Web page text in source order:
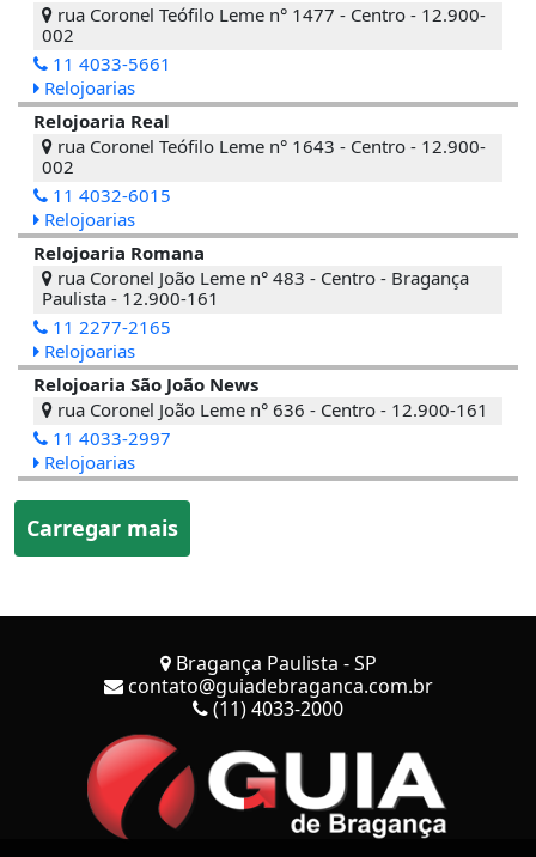
rua Coronel Teófilo Leme n° 1477 - Centro - 12.900-
002
11 4033-5661
Relojoarias
Relojoaria Real
rua Coronel Teófilo Leme n° 1643 - Centro - 12.900-
002
11 4032-6015
Relojoarias
Relojoaria Romana
rua Coronel João Leme n° 483 - Centro - Bragança
Paulista - 12.900-161
11 2277-2165
Relojoarias
Relojoaria São João News
rua Coronel João Leme n° 636 - Centro - 12.900-161
11 4033-2997
Relojoarias
Carregar mais
Bragança Paulista - SP
contato@guiadebraganca.com.br
(11) 4033-2000